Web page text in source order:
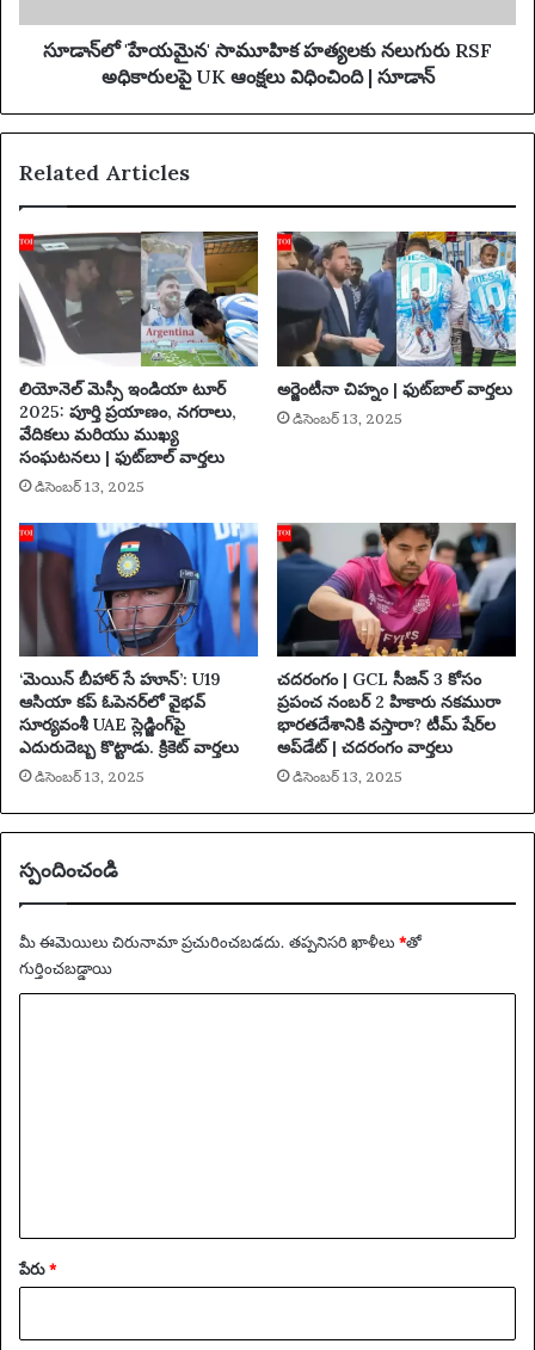
ప్ర
ళి
వి
డు
ద
ల
స్తుం
ది
న
హ
కు
న
లు
గు
S
F
అ
రు
ల
K
క్ష
లు
వి
ధిం
చిం
డా
న్
సూడాన్‌లో 'హేయమైన' సామూహిక హత్యలకు నలుగురు RSF
అధికారులపై UK ఆంక్షలు విధించింది | సూడాన్
Related Articles
లియోనెల్ మెస్సీ ఇండియా టూర్
2025: పూర్తి ప్రయాణం, నగరాలు,
వేదికలు మరియు ముఖ్య
సంఘటనలు | ఫుట్‌బాల్ వార్తలు
డిసెంబర్ 13, 2025
అర్జెంటీనా చిహ్నం | ఫుట్‌బాల్ వార్తలు
డిసెంబర్ 13, 2025
‘మెయిన్ బీహార్ సే హూన్’: U19
ఆసియా కప్ ఓపెనర్‌లో వైభవ్
సూర్యవంశీ UAE స్లెడ్జింగ్‌పై
ఎదురుదెబ్బ కొట్టాడు. క్రికెట్ వార్తలు
డిసెంబర్ 13, 2025
చదరంగం | GCL సీజన్ 3 కోసం
ప్రపంచ నంబర్ 2 హికారు నకమురా
భారతదేశానికి వస్తారా? టీమ్ షేర్‌ల
అప్‌డేట్ | చదరంగం వార్తలు
డిసెంబర్ 13, 2025
స్పందించండి
మీ ఈమెయిలు చిరునామా ప్రచురించబడదు. తప్పనిసరి ఖాళీలు *‌తో
గుర్తించబడ్డాయి
పేరు*